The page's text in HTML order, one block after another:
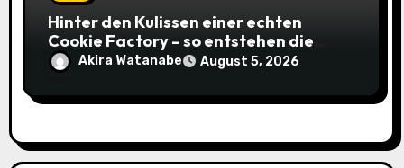
Hinter den Kulissen einer echten
Cookie Factory – so entstehen die
saftigsten Keks-Innovationen
Akira Watanabe August 5, 2026